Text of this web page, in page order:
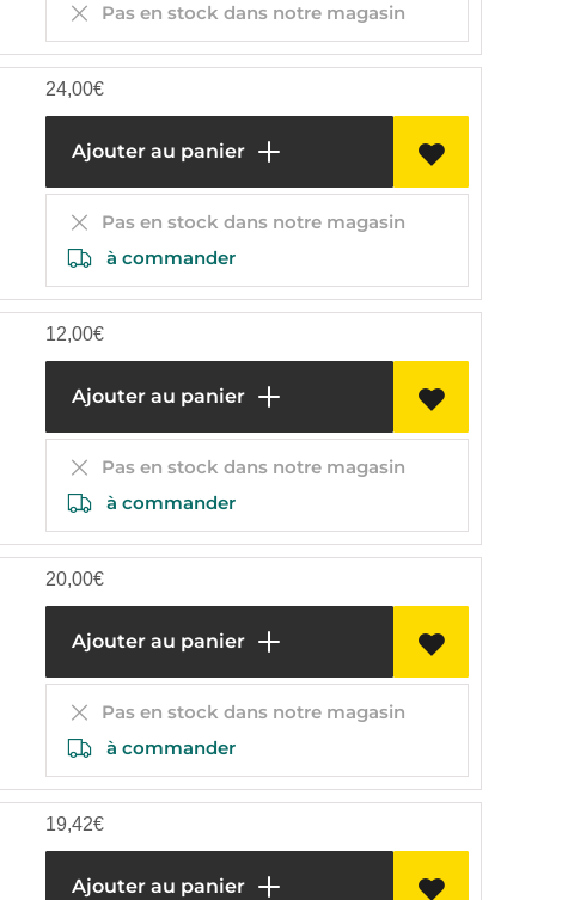
Pas en stock dans notre magasin
24,00€
Ajouter au panier
Pas en stock dans notre magasin
à commander
12,00€
Ajouter au panier
Pas en stock dans notre magasin
à commander
20,00€
Ajouter au panier
Pas en stock dans notre magasin
à commander
19,42€
Ajouter au panier